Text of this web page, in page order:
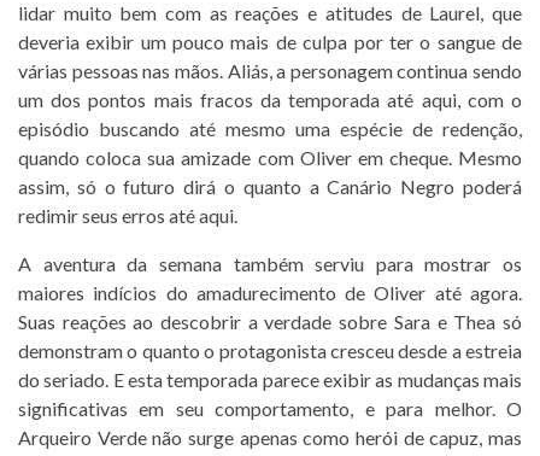
lidar muito bem com as reações e atitudes de Laurel, que
deveria exibir um pouco mais de culpa por ter o sangue de
várias pessoas nas mãos. Aliás, a personagem continua sendo
um dos pontos mais fracos da temporada até aqui, com o
episódio buscando até mesmo uma espécie de redenção,
quando coloca sua amizade com Oliver em cheque. Mesmo
assim, só o futuro dirá o quanto a Canário Negro poderá
redimir seus erros até aqui.
A aventura da semana também serviu para mostrar os
maiores indícios do amadurecimento de Oliver até agora.
Suas reações ao descobrir a verdade sobre Sara e Thea só
demonstram o quanto o protagonista cresceu desde a estreia
do seriado. E esta temporada parece exibir as mudanças mais
significativas em seu comportamento, e para melhor. O
Arqueiro Verde não surge apenas como herói de capuz, mas